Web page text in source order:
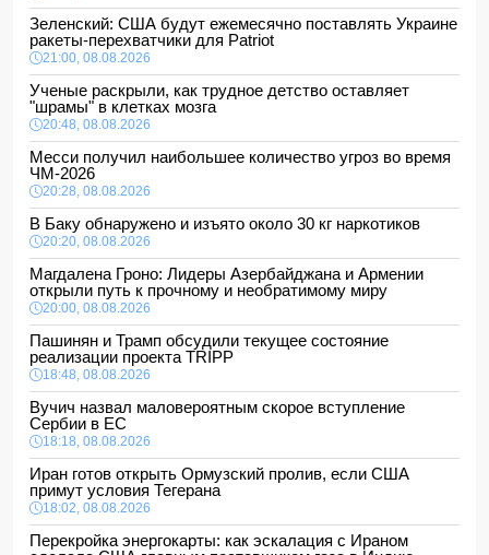
Зеленский: США будут ежемесячно поставлять Украине
ракеты-перехватчики для Patriot
21:00, 08.08.2026
Ученые раскрыли, как трудное детство оставляет
"шрамы" в клетках мозга
20:48, 08.08.2026
Месси получил наибольшее количество угроз во время
ЧМ-2026
20:28, 08.08.2026
В Баку обнаружено и изъято около 30 кг наркотиков
20:20, 08.08.2026
Магдалена Гроно: Лидеры Азербайджана и Армении
открыли путь к прочному и необратимому миру
20:00, 08.08.2026
Пашинян и Трамп обсудили текущее состояние
реализации проекта TRIPP
18:48, 08.08.2026
Вучич назвал маловероятным скорое вступление
Сербии в ЕС
18:18, 08.08.2026
Иран готов открыть Ормузский пролив, если США
примут условия Тегерана
18:02, 08.08.2026
Перекройка энергокарты: как эскалация с Ираном